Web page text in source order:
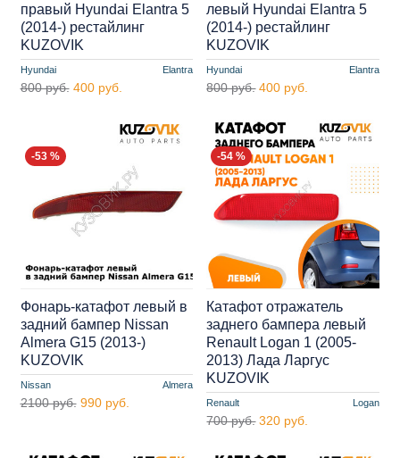
Hyundai Elantra
правый Hyundai Elantra 5
(2014-) рестайлинг
KUZOVIK
800 руб. 400 руб.
Hyundai Elantra
левый Hyundai Elantra 5
(2014-) рестайлинг
KUZOVIK
800 руб. 400 руб.
-53 %
Nissan Almera
Фонарь-катафот левый в
задний бампер Nissan
Almera G15 (2013-)
KUZOVIK
2100 руб. 990 руб.
-54 %
Renault Logan
Катафот отражатель
заднего бампера левый
Renault Logan 1 (2005-
2013) Лада Ларгус
KUZOVIK
700 руб. 320 руб.